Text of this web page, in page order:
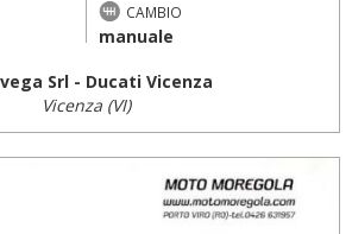
CAMBIO
manuale
Srl - Ducati Vicenza
Vicenza (VI)